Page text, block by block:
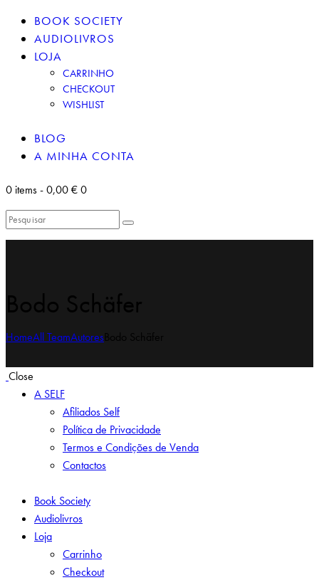
BOOK SOCIETY
AUDIOLIVROS
LOJA
CARRINHO
CHECKOUT
WISHLIST
BLOG
A MINHA CONTA
0 items-0,00 €0
HomeAll TeamAutores
Close
A SELF
Afiliados Self
Política de Privacidade
Termos e Condições de Venda
Contactos
Book Society
Audiolivros
Loja
Carrinho
Checkout